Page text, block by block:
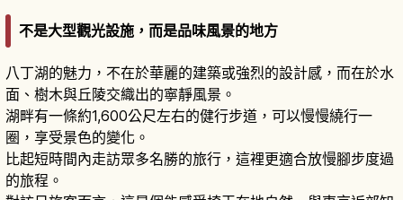
不是大型觀光設施，而是品味風景的地方
八丁湖的魅力，不在於華麗的建築或強烈的設計感，而在於水
面、樹木與丘陵交織出的寧靜風景。
湖畔有一條約1,600公尺左右的健行步道，可以慢慢繞行一
圈，享受景色的變化。
比起短時間內走訪眾多名勝的旅行，這裡更適合放慢腳步度過
的旅程。